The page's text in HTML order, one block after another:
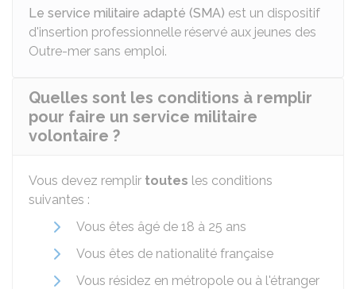
Le service militaire adapté (SMA) est un dispositif
d'insertion professionnelle réservé aux jeunes des
Outre-mer sans emploi.
Quelles sont les conditions à remplir
pour faire un service militaire
volontaire ?
Vous devez remplir toutes les conditions
suivantes :
Vous êtes âgé de 18 à 25 ans
Vous êtes de nationalité française
Vous résidez en métropole ou à l'étranger